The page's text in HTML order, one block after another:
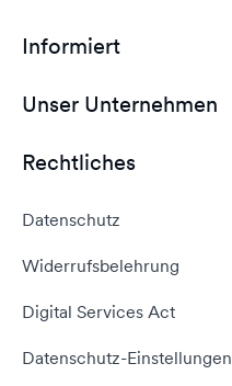
Domain Hosting
Domain umziehen
E-Mail-Domain
Server Hosting
Informiert
Dokumente
WordPress Tutorial
Unser Unternehmen
AGB
Rechtliches
Datenschutz
Widerrufsbelehrung
Digital Services Act
Datenschutz-Einstellungen